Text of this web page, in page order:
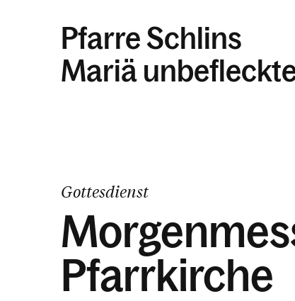
Pfarre Schlins
Mariä
Gottesdienst
Pfarrkirche